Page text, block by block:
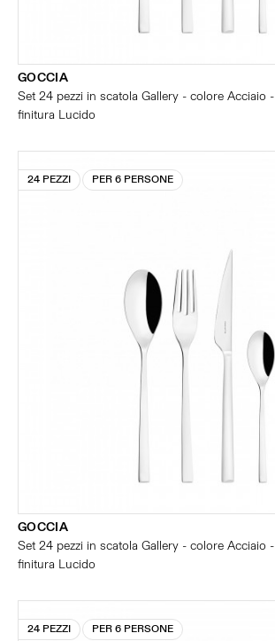
GOCCIA
Set 24 pezzi in scatola Gallery - colore Acciaio -
finitura Lucido
24 PEZZI PER 6 PERSONE
GOCCIA
Set 24 pezzi in scatola Gallery - colore Acciaio -
finitura Lucido
24 PEZZI PER 6 PERSONE